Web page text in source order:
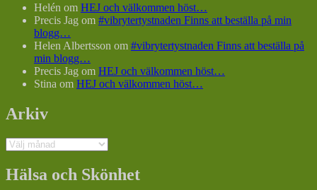
Helén om HEJ och välkommen höst…
Precis Jag om #vibrytertystnaden Finns att beställa på min
blogg…
Helen Albertsson om #vibrytertystnaden Finns att beställa på
min blogg…
Precis Jag om HEJ och välkommen höst…
Stina om HEJ och välkommen höst…
Arkiv
Arkiv
Hälsa och Skönhet